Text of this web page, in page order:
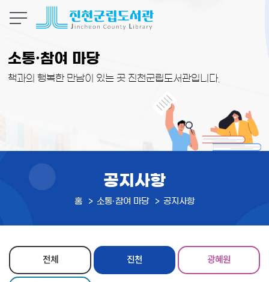
소통·참여 마당
책과의 행복한 만남이 있는 곳 진천군립도서관입니다.
공지사항
홈 소통·참여 마당 공지사항
전체 진천 광혜원